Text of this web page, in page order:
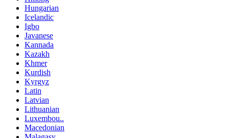
Hungarian
Icelandic
Igbo
Javanese
Kannada
Kazakh
Khmer
Kurdish
Kyrgyz
Latin
Latvian
Lithuanian
Luxembou..
Macedonian